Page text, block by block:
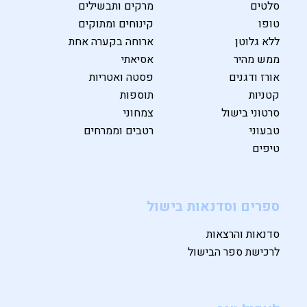
סלטים
מרקים ותבשילים
טופו
קינוחים ומתוקים
ללא גלוטן
ארוחה בקערה אחת
ממש מהיר
אסיאתי
אורז ודגנים
פסטה ואטריות
קטניות
תוספות
סרטוני בישול
צמחוני
טבעוני
רטבים וממרחים
טיפים
ספרים וסדנאות בישול
סדנאות והרצאות
לרכישת ספר הבישול